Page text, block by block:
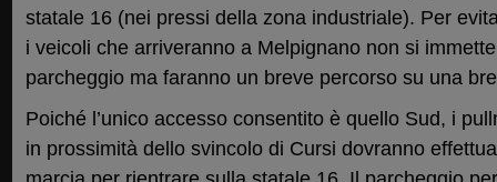
statale 16 (nei pressi della zona industriale). Per
i veicoli che arriveranno a Melpignano non si
parcheggio ma faranno un breve percorso su una
Poiché l’unico accesso consentito è quello Sud, i
in prossimità dello svincolo di Cursi dovranno